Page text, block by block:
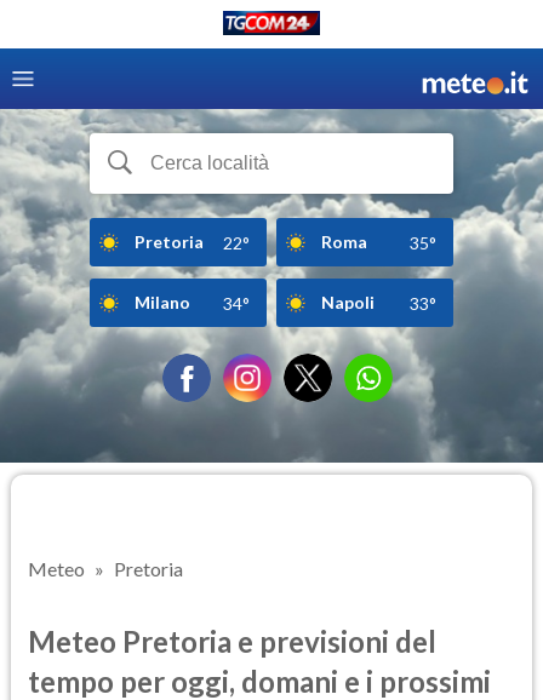
Pretoria 22° Roma 35°
Milano 34° Napoli 33°
Meteo Pretoria
Meteo Pretoria e previsioni del
tempo per oggi, domani e i prossimi